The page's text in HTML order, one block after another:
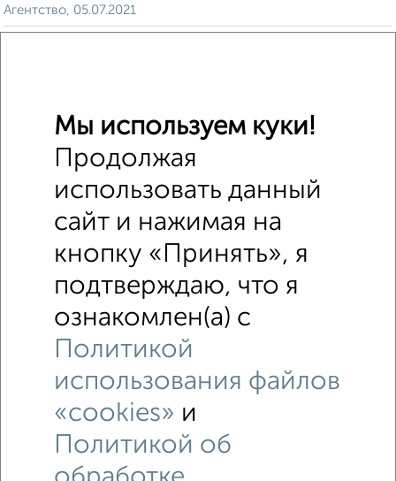
Агентство, 05.07.2021
Складское помещение, 10000 м²
24 000 000₽ 2 400₽ за м²
Агентство, 05.07.2021
Офисное помещение, 41 м²
2 000 000₽ 48 800 за м²
Мы используем куки!
Продолжая
использовать данный
сайт и нажимая на
кнопку «Принять», я
подтверждаю, что я
ознакомлен(а) с
Политикой
использования файлов
«cookies» и
Политикой об